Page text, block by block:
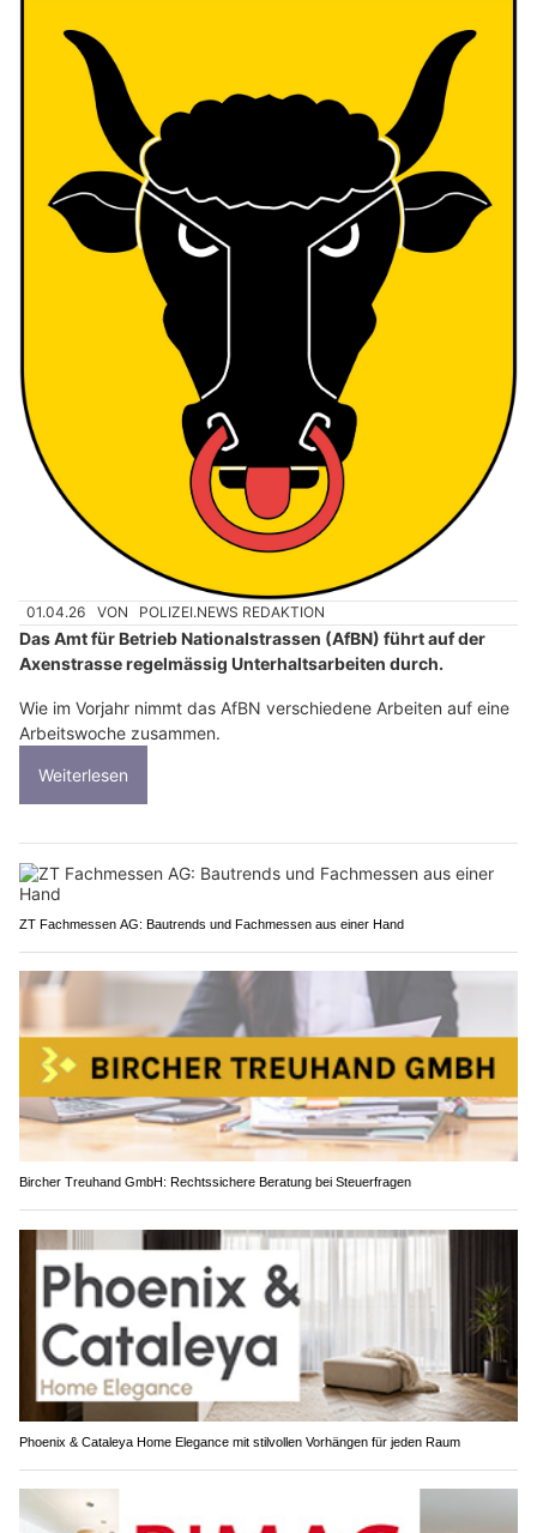
01.04.26 VON POLIZEI.NEWS REDAKTION
Das Amt für Betrieb Nationalstrassen (AfBN) führt auf der
Axenstrasse regelmässig Unterhaltsarbeiten durch.
Wie im Vorjahr nimmt das AfBN verschiedene Arbeiten auf eine
Arbeitswoche zusammen.
Weiterlesen
ZT Fachmessen AG: Bautrends und Fachmessen aus einer Hand
Bircher Treuhand GmbH: Rechtssichere Beratung bei Steuerfragen
Phoenix & Cataleya Home Elegance mit stilvollen Vorhängen für jeden Raum